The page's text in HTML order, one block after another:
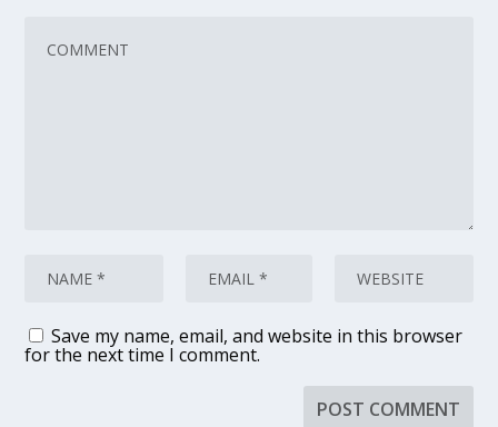
Save my name, email, and website in this browser
for the next time I comment.